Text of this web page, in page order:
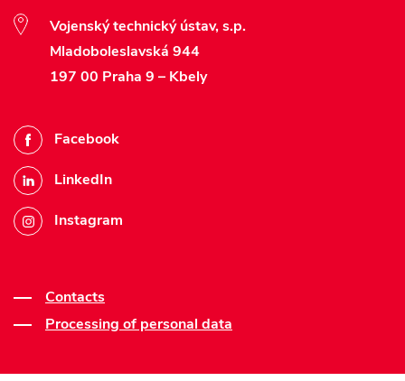
Vojenský technický ústav, s.p.
Mladoboleslavská 944
197 00 Praha 9 – Kbely
Facebook
LinkedIn
Instagram
Contacts
Processing of personal data